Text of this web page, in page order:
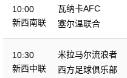
10:00
新西南联
瓦纳卡AFC
塞尔温联合
10:30
新西中联
米拉马尔流浪者
西方足球俱乐部